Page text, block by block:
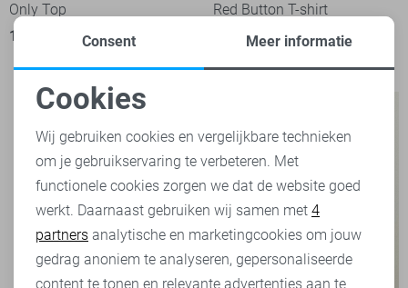
Only Top
15,95
19,99
Red Button T-shirt
4
Noodzakelijke cookies
Personalisatie cookies
Analytische cookies
Marketing cookies
Consent Meer informatie
Cookies
Wij gebruiken cookies en vergelijkbare technieken
om je gebruikservaring te verbeteren. Met
functionele cookies zorgen we dat de website goed
werkt. Daarnaast gebruiken wij samen met 4
partners analytische en marketingcookies om jouw
gedrag anoniem te analyseren, gepersonaliseerde
content te tonen en relevante advertenties aan te